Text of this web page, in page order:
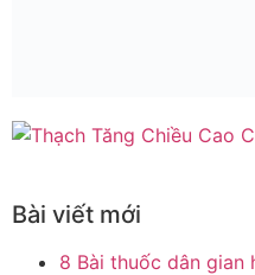
Bài viết mới
8 Bài thuốc dân